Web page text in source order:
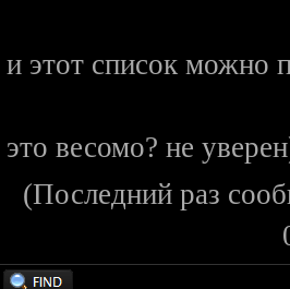
и этот список можно
это весомо? не
(Последний раз